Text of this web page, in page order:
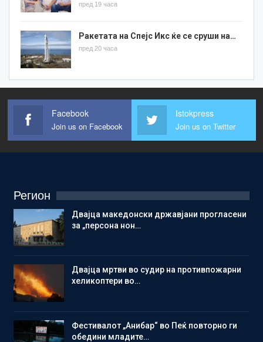
пред 19 часа
Ракетата на Спејс Икс ќе се сруши на…
пред 20 часа
Facebook
Join us on Facebook
Istokpress
Join us on Twitter
Регион
Двајца македонски државјани прогласени
за „персона нон…
Двајца мртви во судир на противпожарни
хеликоптери во…
Фестивалот „Анибар“ во Пеќ повторно ги
обедини младите…